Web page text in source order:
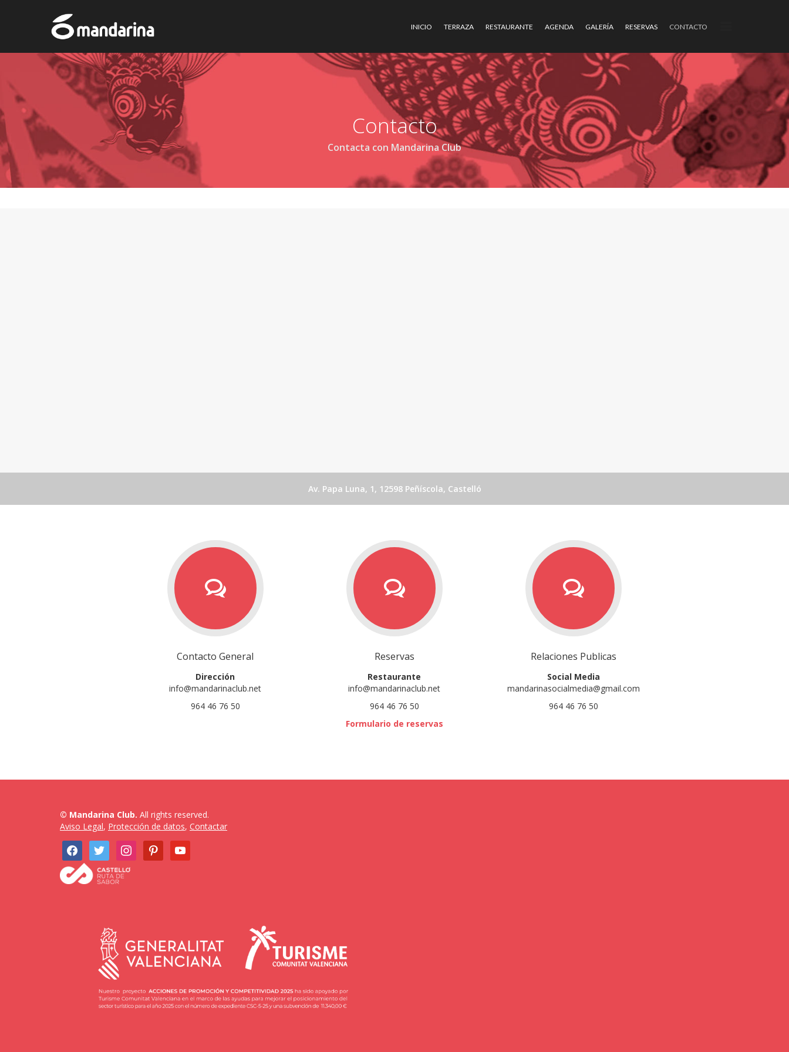
INICIO TERRAZA RESTAURANTE AGENDA GALERÍA RESERVAS CONTACTO
Contacto
Contacta con Mandarina Club
Av. Papa Luna, 1, 12598 Peñíscola, Castelló
Contacto General
Dirección
info@mandarinaclub.net
964 46 76 50
Reservas
Restaurante
info@mandarinaclub.net
964 46 76 50
Formulario de reservas
Relaciones Publicas
Social Media
mandarinasocialmedia@gmail.com
964 46 76 50
© Mandarina Club. All rights reserved.
Aviso Legal, Protección de datos, Contactar
facebooktwitter instagrampinterestyoutube